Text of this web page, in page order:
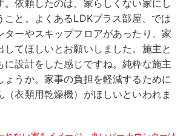
。依頼したのは、家らしくない家にし
こと。よくあるLDKプラス部屋、では
ターやスキップフロアがあったり、家
してほしいとお願いしました。施主と
に設計をした感じですね。純粋な施主
ょうか。家事の負担を軽減するために
（衣類用乾燥機）がほしいといわれま